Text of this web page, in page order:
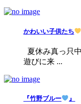
かわいい子供たち
夏休み真っ只中
遊びに来 ...
『竹野ブルー 』